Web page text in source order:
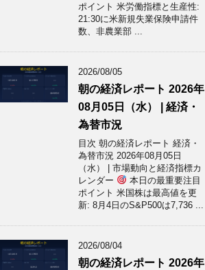
ポイント 米労働指標と生産性:
21:30に米新規失業保険申請件
数、非農業部 ...
2026/08/05
朝の経済レポート 2026年
08月05日（水） | 経済・
為替市況
目次 朝の経済レポート 経済・
為替市況 2026年08月05日
（水） | 市場動向と経済指標カ
レンダー
本日の最重要注目
ポイント 米国株は最高値を更
新: 8月4日のS&P500は7,736 ...
2026/08/04
朝の経済レポート 2026年